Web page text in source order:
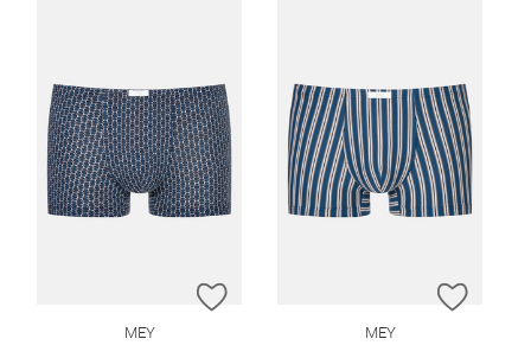
ZUR WUNSCHLISTE HINZUFÜGEN
MEY
ZUR
MEY